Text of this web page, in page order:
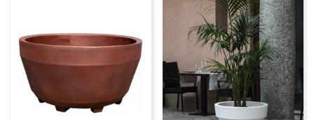
74.060,00 RSD